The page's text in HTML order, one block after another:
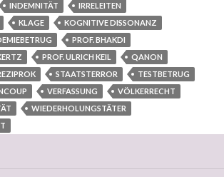
INDEMNITÄT
IRRELEITEN
KLAGE
KOGNITIVE DISSONANZ
PROF. BHAKDI
PROF. ULRICH KEIL
QANON
STAATSTERROR
TESTBETRUG
VERFASSUNG
VÖLKERRECHT
WIEDERHOLUNGSTÄTER